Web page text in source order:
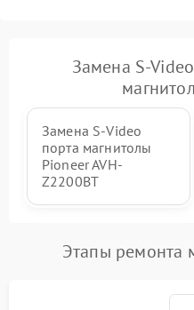
Замена S-
Замена S-Video
порта магнитолы
Pioneer AVH-
Z2200BT
Этапы ремонта